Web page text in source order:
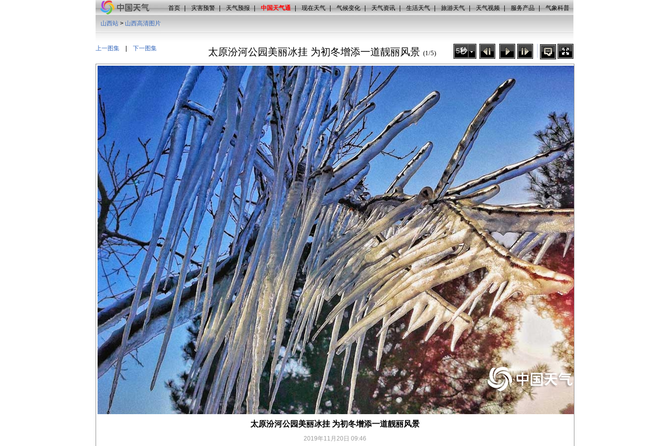
首页 | 灾害预警 | 天气预报 | 中国天气通 | 现在天气 | 气候变化 | 天气资讯 | 生活天气 | 旅游天气 | 天气视频 | 服务产品 | 气象科普
上一图集 下一图集
山西站 > 山西高清图片
太原汾河公园美丽冰挂 为初冬增添一道靓丽风景 (1/5) 5秒
太原汾河公园美丽冰挂 为初冬增添一道靓丽风景
2019年11月20日 09:46